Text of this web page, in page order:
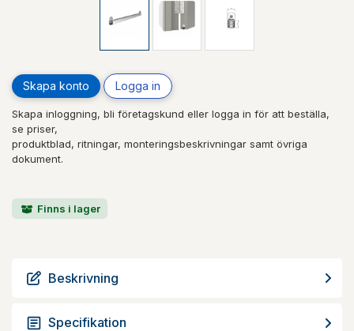
Skapa konto Logga in
Skapa inloggning, bli företagskund eller logga in för att beställa,
se priser,
produktblad, ritningar, monteringsbeskrivningar samt övriga
dokument.
Finns i lager
Beskrivning
Specifikation